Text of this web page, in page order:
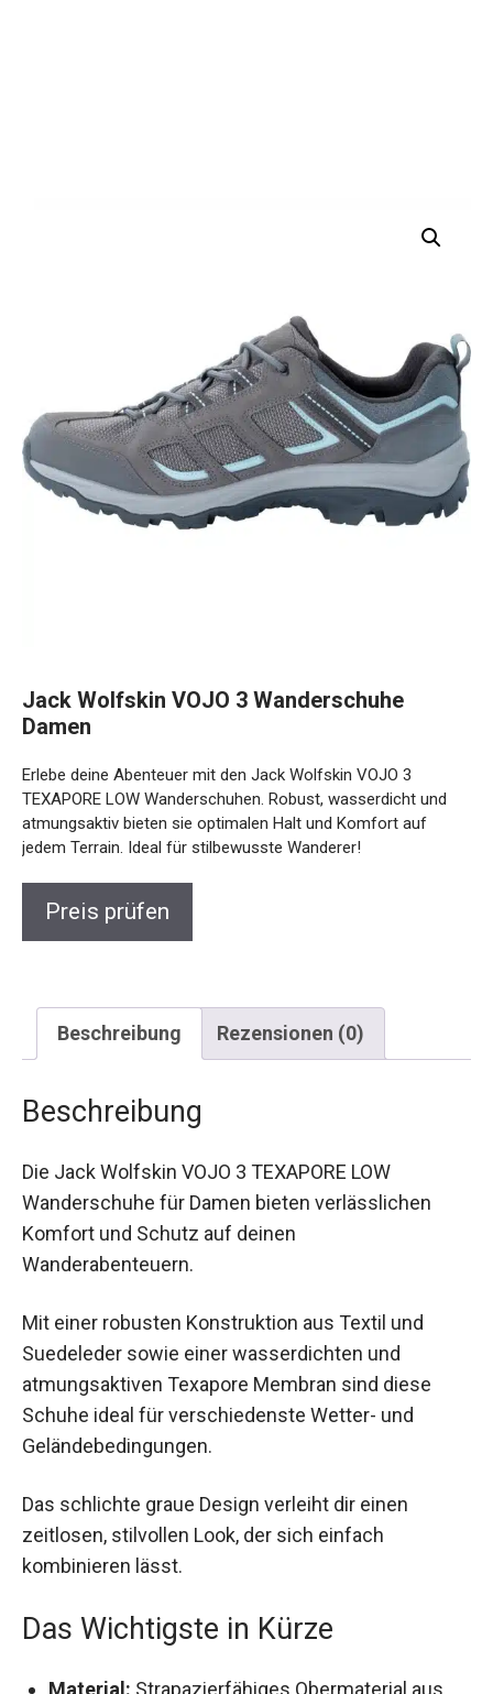
Damen
TEXAPORE LOW Wanderschuhen. Robust, wasserdicht und
atmungsaktiv bieten sie optimalen Halt und Komfort auf
jedem Terrain. Ideal für stilbewusste Wanderer!
Beschreibung Rezensionen (0)
Beschreibung
Wanderschuhe für Damen bieten verlässlichen
Komfort und Schutz auf deinen
Wanderabenteuern.
Suedeleder sowie einer wasserdichten und
atmungsaktiven Texapore Membran sind diese
Schuhe ideal für verschiedenste Wetter- und
Geländebedingungen.
zeitlosen, stilvollen Look, der sich einfach
kombinieren lässt.
Das Wichtigste in Kürze